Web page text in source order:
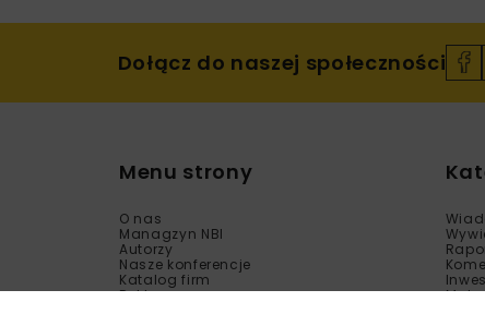
Dołącz do naszej społeczności
Menu strony
O nas
Managzyn NBI
Autorzy
Nasze konferencje
Katalog firm
Reklama